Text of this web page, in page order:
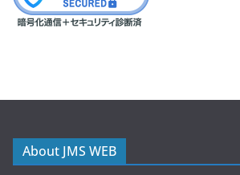
About JMS WEB